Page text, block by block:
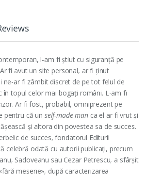
l-am fi știut cu siguranță pe
fi avut un site personal, ar fi ținut
ne-ar fi zâmbit discret de pe tot felul de
în topul celor mai bogați români. L-am fi
Ar fi fost, probabil, omniprezent pe
pentru că un self-made man ca el ar fi vrut și
și altora din povestea sa de succes.
de succes, fondatorul Editurii
celebră odată cu autorii publicați, precum
Sadoveanu sau Cezar Petrescu, a sfârșit
meserie», după caracterizarea